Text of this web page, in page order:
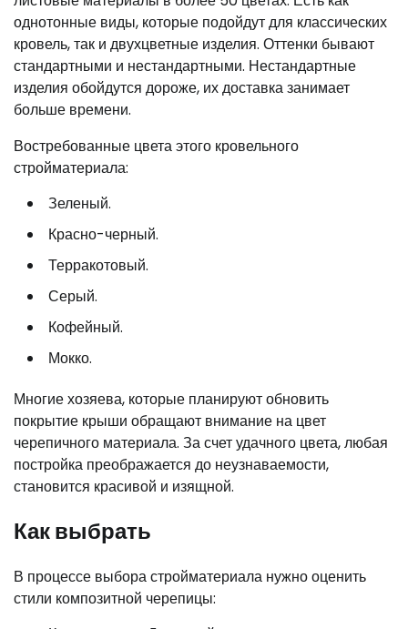
однотонные виды, которые подойдут для классических
кровель, так и двухцветные изделия. Оттенки бывают
стандартными и нестандартными. Нестандартные
изделия обойдутся дороже, их доставка занимает
больше времени.
Востребованные цвета этого кровельного
стройматериала:
Зеленый.
Красно-черный.
Терракотовый.
Серый.
Кофейный.
Мокко.
Многие хозяева, которые планируют обновить
покрытие крыши обращают внимание на цвет
черепичного материала. За счет удачного цвета, любая
постройка преображается до неузнаваемости,
становится красивой и изящной.
Как выбрать
В процессе выбора стройматериала нужно оценить
стили композитной черепицы: